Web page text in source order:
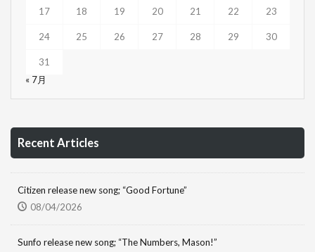
17 18 19 20 21 22 23
24 25 26 27 28 29 30
31
« 7月
Recent Articles
Citizen release new song; “Good Fortune”
08/04/2026
Sunfo release new song; “The Numbers, Mason!”